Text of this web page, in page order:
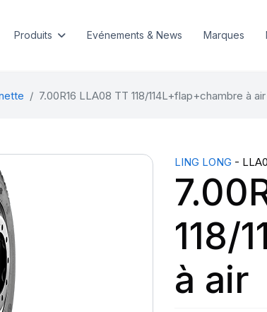
Produits Evénements & News Marques
7.00R16 LLA08 TT 118/114L+flap+chambre à air
LING LONG -
118/
à air